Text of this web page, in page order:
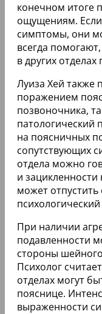
конечном итоге
ощущениям.
симптомы, они
всегда
в других
Луиза Хей также
поражением
позвоночника,
патологический
на поясничных
сопутствующих
отдела можно
и
может
При наличии
подавленности
стороны
Психолог
отделах могут
пояснице.
выраженности